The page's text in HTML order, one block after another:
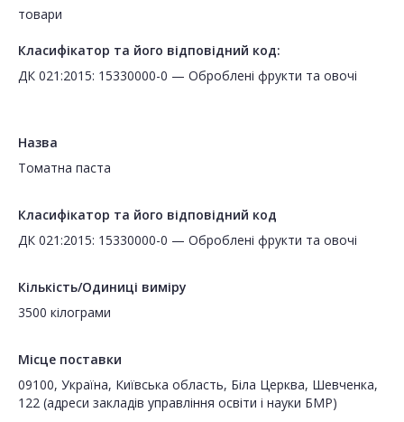
товари
Класифікатор та його відповідний код:
ДК 021:2015: 15330000-0 — Оброблені фрукти та овочі
Назва
Томатна паста
Класифікатор та його відповідний код
ДК 021:2015: 15330000-0 — Оброблені фрукти та овочі
Кількість/Одиниці виміру
3500 кілограми
Місце поставки
09100, Україна, Київська область, Біла Церква, Шевченка,
122 (адреси закладів управління освіти і науки БМР)